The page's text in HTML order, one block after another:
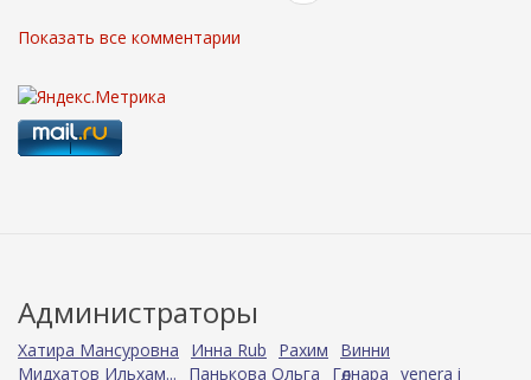
Показать все комментарии
Администраторы
Хатира Мансуровна Инна Rub Рахим
Винни
Мидхатов Ильхам...
Панькова Ольга Гөлнара venera i